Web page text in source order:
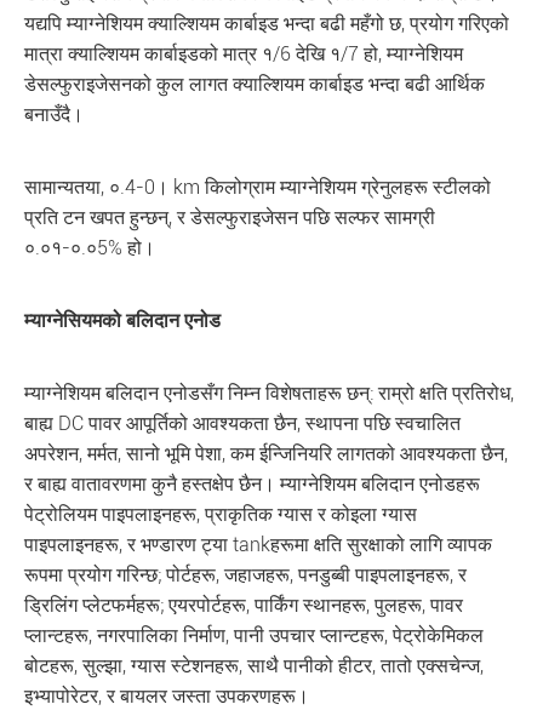
यद्यपि म्याग्नेशियम क्याल्शियम कार्बाइड भन्दा बढी महँगो छ, प्रयोग गरिएको
मात्रा क्याल्शियम कार्बाइडको मात्र १/6 देखि १/7 हो, म्याग्नेशियम
डेसल्फुराइजेसनको कुल लागत क्याल्शियम कार्बाइड भन्दा बढी आर्थिक
बनाउँदै।
सामान्यतया, ०.4-0। km किलोग्राम म्याग्नेशियम ग्रेनुलहरू स्टीलको
प्रति टन खपत हुन्छन्, र डेसल्फुराइजेसन पछि सल्फर सामग्री
०.०१-०.०5% हो।
म्याग्नेसियमको बलिदान एनोड
म्याग्नेशियम बलिदान एनोडसँग निम्न विशेषताहरू छन्: राम्रो क्षति प्रतिरोध,
बाह्य DC पावर आपूर्तिको आवश्यकता छैन, स्थापना पछि स्वचालित
अपरेशन, मर्मत, सानो भूमि पेशा, कम ईन्जिनियरि लागतको आवश्यकता छैन,
र बाह्य वातावरणमा कुनै हस्तक्षेप छैन। म्याग्नेशियम बलिदान एनोडहरू
पेट्रोलियम पाइपलाइनहरू, प्राकृतिक ग्यास र कोइला ग्यास
पाइपलाइनहरू, र भण्डारण ट्या tankहरूमा क्षति सुरक्षाको लागि व्यापक
रूपमा प्रयोग गरिन्छ; पोर्टहरू, जहाजहरू, पनडुब्बी पाइपलाइनहरू, र
ड्रिलिंग प्लेटफर्महरू; एयरपोर्टहरू, पार्किंग स्थानहरू, पुलहरू, पावर
प्लान्टहरू, नगरपालिका निर्माण, पानी उपचार प्लान्टहरू, पेट्रोकेमिकल
बोटहरू, सुल्झा, ग्यास स्टेशनहरू, साथै पानीको हीटर, तातो एक्सचेन्ज,
इभ्यापोरेटर, र बायलर जस्ता उपकरणहरू।